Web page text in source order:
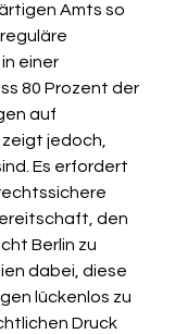
Amts so
einer
80 Prozent der
auf
jedoch,
Es erfordert
den
Berlin zu
dabei, diese
lückenlos zu
Druck